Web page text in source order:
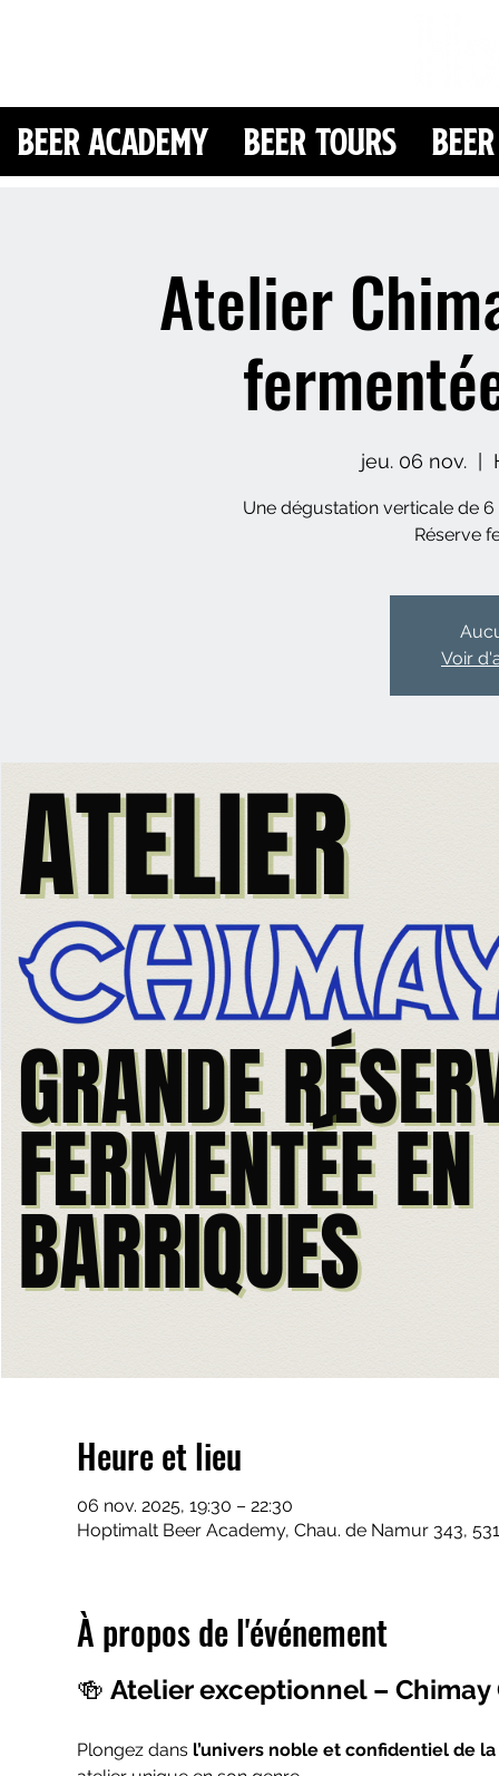
Beer Academy Beer Tours
Atelier
jeu. 06 nov.
Une dégustation verticale de
Réserve
Voir
Heure et lieu
06 nov. 2025, 19:30 – 22:30
Hoptimalt Beer Academy, Chau. de Namur 343,
À propos de l'événement
🍻 Atelier exceptionnel –
Plongez dans l’univers noble et confidentiel de